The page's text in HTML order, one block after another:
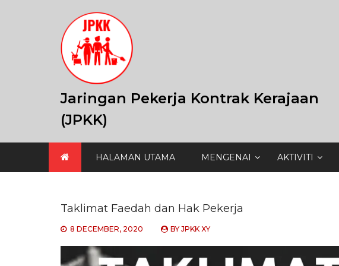
Jaringan Pekerja Kontrak Kerajaan
(JPKK)
HALAMAN UTAMA MENGENAI AKTIVITI
Taklimat Faedah dan Hak Pekerja
8 DECEMBER, 2020 BYJPKK XY